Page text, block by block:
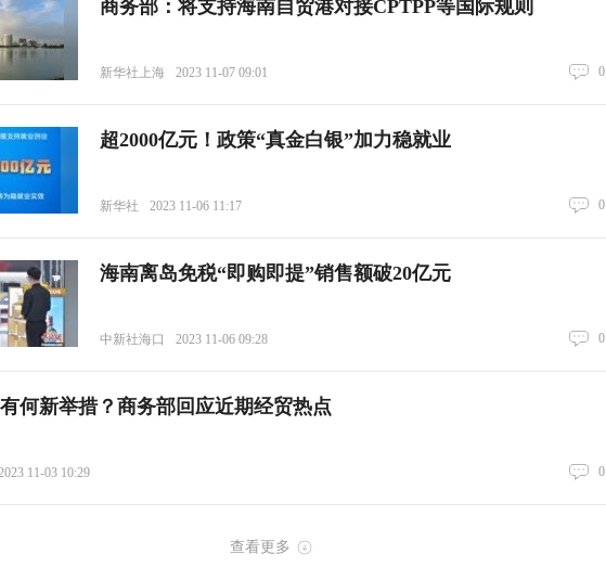
商务部：将支持海南自贸港对接CPTPP等国际规则
新华社上海 2023 11-07 09:01 0
超2000亿元！政策“真金白银”加力稳就业
新华社 2023 11-06 11:17 0
海南离岛免税“即购即提”销售额破20亿元
中新社海口 2023 11-06 09:28 0
何新举措？商务部回应近期经贸热点
11-03 10:29 0
查看更多